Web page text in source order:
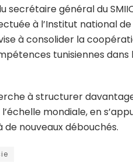
secrétaire général du
à l’Institut national
à consolider la
tunisiennes
à structurer
mondiale, en
nouveaux débouchés.